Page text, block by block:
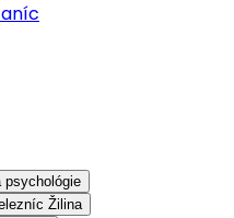
psychológie
Žilina